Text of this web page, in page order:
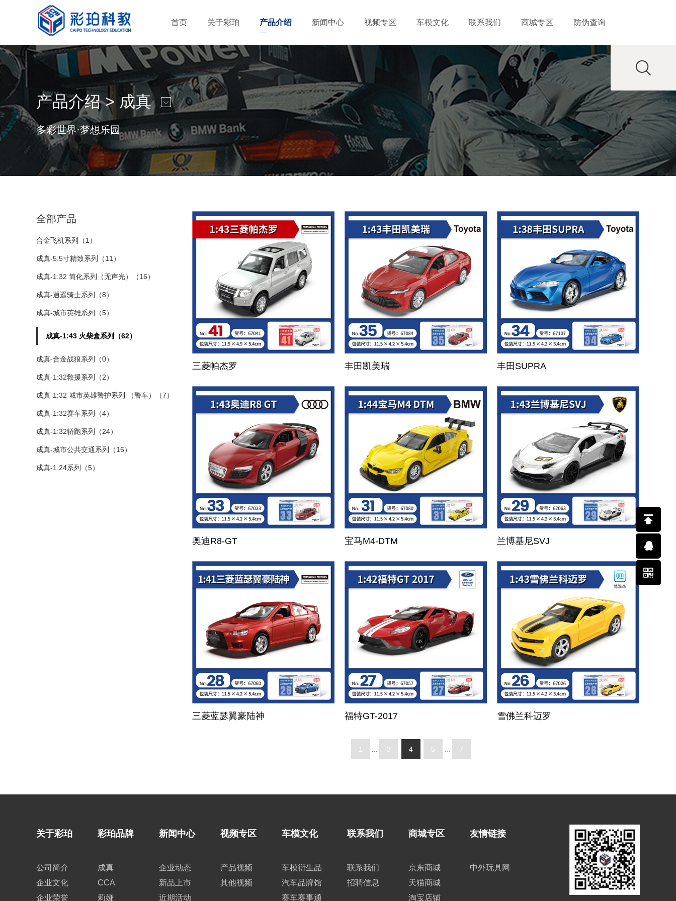
首页 关于彩珀 产品介绍 新闻中心 视频专区 车模文化 联系我们 商城专区 防伪查询
产品介绍 > 成真
多彩世界·梦想乐园
全部产品
合金飞机系列（1）
成真-5.5寸精致系列（11）
成真-1:32 简化系列（无声光）（16）
成真-逍遥骑士系列（8）
成真-城市英雄系列（5）
成真-1:43 火柴盒系列（62）
成真-合金战狼系列（0）
成真-1:32救援系列（2）
成真-1:32 城市英雄警护系列 （警车）（7）
成真-1:32赛车系列（4）
成真-1:32轿跑系列（24）
成真-城市公共交通系列（16）
成真-1:24系列（5）
三菱帕杰罗 丰田凯美瑞 丰田SUPRA
奥迪R8-GT 宝马M4-DTM 兰博基尼SVJ
三菱蓝瑟翼豪陆神 福特GT-2017 雪佛兰科迈罗
1 3 4 5 7
关于彩珀
公司简介
企业文化
企业荣誉
彩珀品牌
成真
CCA
莉娅
新闻中心
企业动态
新品上市
近期活动
视频专区
产品视频
其他视频
车模文化
车模衍生品
汽车品牌馆
赛车赛事通
联系我们
联系我们
招聘信息
商城专区
京东商城
天猫商城
淘宝店铺
友情链接
中外玩具网